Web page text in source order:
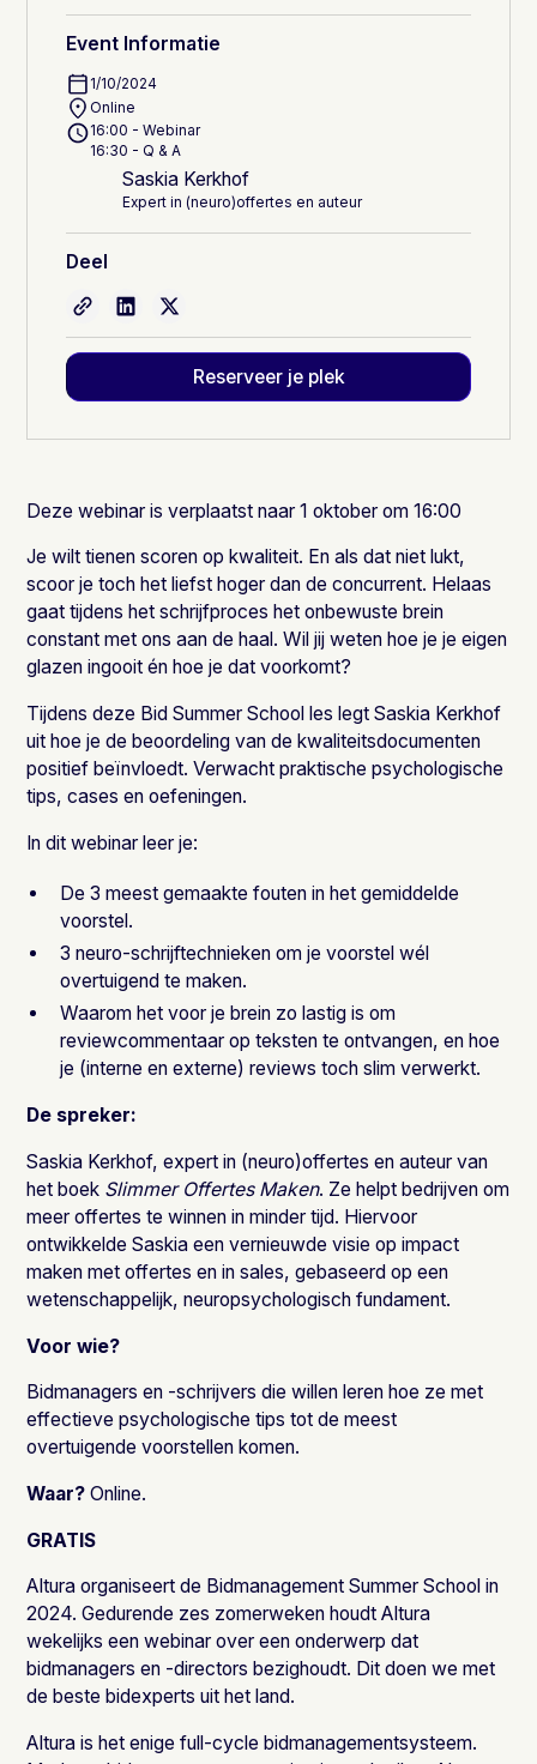
Event Informatie
1/10/2024
Online
16:00 - Webinar
16:30 - Q & A
Saskia Kerkhof
Expert in (neuro)offertes en auteur
Deel
Reserveer je plek
Deze webinar is verplaatst naar 1 oktober om 16:00
Je wilt tienen scoren op kwaliteit. En als dat niet lukt,
scoor je toch het liefst hoger dan de concurrent. Helaas
gaat tijdens het schrijfproces het onbewuste brein
constant met ons aan de haal. Wil jij weten hoe je je eigen
glazen ingooit én hoe je dat voorkomt?
Tijdens deze Bid Summer School les legt Saskia Kerkhof
uit hoe je de beoordeling van de kwaliteitsdocumenten
positief beïnvloedt. Verwacht praktische psychologische
tips, cases en oefeningen.
In dit webinar leer je:
De 3 meest gemaakte fouten in het gemiddelde
voorstel.
3 neuro-schrijftechnieken om je voorstel wél
overtuigend te maken.
Waarom het voor je brein zo lastig is om
reviewcommentaar op teksten te ontvangen, en hoe
je (interne en externe) reviews toch slim verwerkt.
De spreker:
Saskia Kerkhof, expert in (neuro)offertes en auteur van
het boek Slimmer Offertes Maken. Ze helpt bedrijven om
meer offertes te winnen in minder tijd. Hiervoor
ontwikkelde Saskia een vernieuwde visie op impact
maken met offertes en in sales, gebaseerd op een
wetenschappelijk, neuropsychologisch fundament.
Voor wie?
Bidmanagers en -schrijvers die willen leren hoe ze met
effectieve psychologische tips tot de meest
overtuigende voorstellen komen.
Waar? Online.
GRATIS
Altura organiseert de Bidmanagement Summer School in
2024. Gedurende zes zomerweken houdt Altura
wekelijks een webinar over een onderwerp dat
bidmanagers en -directors bezighoudt. Dit doen we met
de beste bidexperts uit het land.
Altura is het enige full-cycle bidmanagementsysteem.